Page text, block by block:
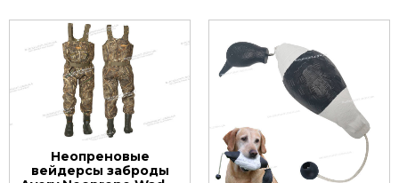
Неопреновые
вейдерсы заброды